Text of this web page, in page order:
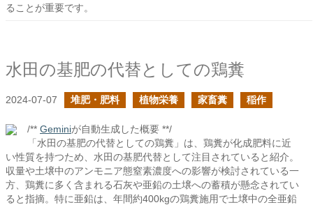
ることが重要です。
水田の基肥の代替としての鶏糞
2024-07-07 堆肥・肥料 植物栄養 家畜糞 稲作
/** Geminiが自動生成した概要 **/
「水田の基肥の代替としての鶏糞」は、鶏糞が化成肥料に近
い性質を持つため、水田の基肥代替として注目されていると紹介。
収量や土壌中のアンモニア態窒素濃度への影響が検討されている一
方、鶏糞に多く含まれる石灰や亜鉛の土壌への蓄積が懸念されてい
ると指摘。特に亜鉛は、年間約400kgの鶏糞施用で土壌中の全亜鉛